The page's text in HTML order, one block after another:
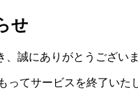
せ
誠にありがとうございま
ってサービスを終了いた